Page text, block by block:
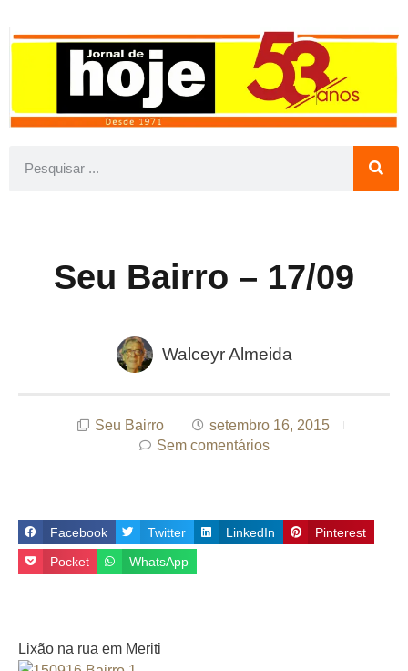
Seu Bairro – 17/09
Walceyr Almeida
Seu Bairro
setembro 16, 2015
Sem comentários
Facebook Twitter LinkedIn Pinterest
Pocket WhatsApp
Lixão na rua em Meriti